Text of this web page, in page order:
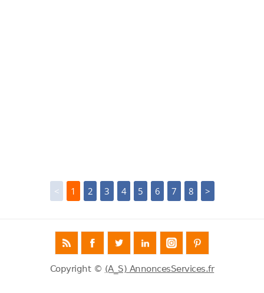
< 1 2 3 4 5 6 7 8 >
Copyright © (A_S) AnnoncesServices.fr